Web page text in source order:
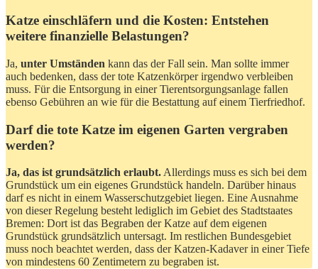
Katze einschläfern und die Kosten: Entstehen
weitere finanzielle Belastungen?
Ja, unter Umständen kann das der Fall sein. Man sollte immer
auch bedenken, dass der tote Katzenkörper irgendwo verbleiben
muss. Für die Entsorgung in einer Tierentsorgungsanlage fallen
ebenso Gebühren an wie für die Bestattung auf einem Tierfriedhof.
Darf die tote Katze im eigenen Garten vergraben
werden?
Ja, das ist grundsätzlich erlaubt. Allerdings muss es sich bei dem
Grundstück um ein eigenes Grundstück handeln. Darüber hinaus
darf es nicht in einem Wasserschutzgebiet liegen. Eine Ausnahme
von dieser Regelung besteht lediglich im Gebiet des Stadtstaates
Bremen: Dort ist das Begraben der Katze auf dem eigenen
Grundstück grundsätzlich untersagt. Im restlichen Bundesgebiet
muss noch beachtet werden, dass der Katzen-Kadaver in einer Tiefe
von mindestens 60 Zentimetern zu begraben ist.